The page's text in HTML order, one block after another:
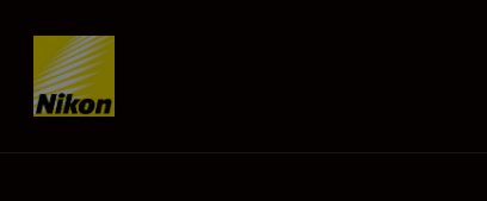
Skip content